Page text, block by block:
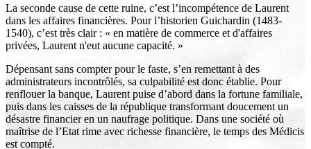
La seconde cause de cette ruine, c’est l’incompétence de Laurent
dans les affaires financières. Pour l’historien Guichardin (1483-
1540), c’est très clair : « en matière de commerce et d'affaires
privées, Laurent n'eut aucune capacité. »
Dépensant sans compter pour le faste, s’en remettant à des
administrateurs incontrôlés, sa culpabilité est donc établie. Pour
renflouer la banque, Laurent puise d’abord dans la fortune familiale,
puis dans les caisses de la république transformant doucement un
désastre financier en un naufrage politique. Dans une société où
maîtrise de l’Etat rime avec richesse financière, le temps des Médicis
est compté.